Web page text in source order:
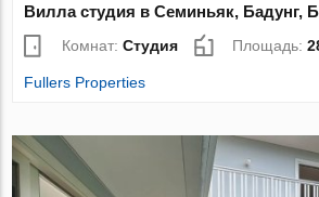
Вилла студия в Семиньяк, Бадунг,
Комнат:Студия Площадь:
Fullers Properties